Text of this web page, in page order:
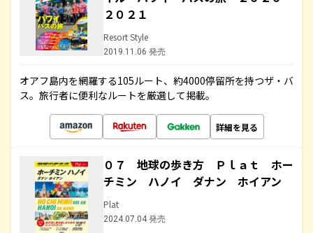
２０２１
Resort Style
2019.11.06 発売
オアフ島内を網羅する105ルート、約4000停留所を持つザ・バ
ス。旅行者に便利なルートを厳選して掲載。
詳細を見る
０７ 地球の歩き方 Ｐｌａｔ ホー
チミン ハノイ ダナン ホイアン
Plat
2024.07.04 発売